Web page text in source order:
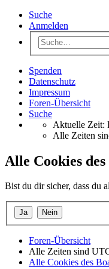
Suche
Anmelden
Spenden
Datenschutz
Impressum
Foren-Übersicht
Suche
Aktuelle Zeit:
Alle Zeiten
Alle Cookies
Bist du dir sicher, dass du
Foren-Übersicht
Alle Zeiten sind
Alle Cookies des